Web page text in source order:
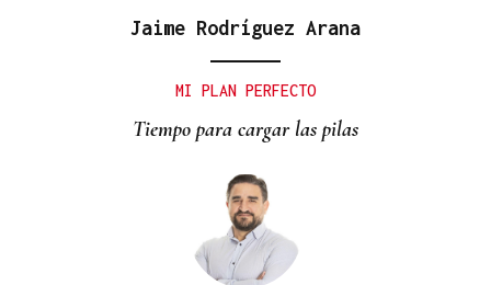
Jaime Rodríguez Arana
MI PLAN PERFECTO
Tiempo para cargar las pilas